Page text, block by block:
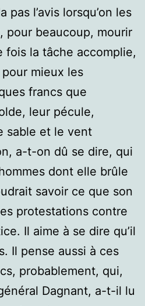
pas l’avis lorsqu’on les
pour beaucoup, mourir
fois la tâche accomplie,
mieux les
francs que
leur pécule,
sable et le vent
a-t-on dû se dire, qui
dont elle brûle
savoir ce que son
protestations contre
Il aime à se dire qu’il
Il pense aussi à ces
probablement, qui,
Dagnant, a-t-il lu